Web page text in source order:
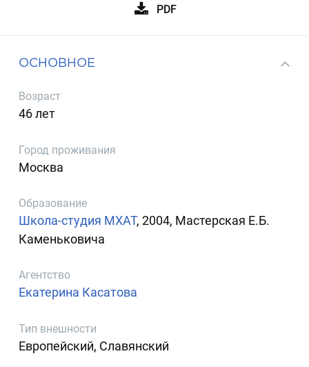
PDF
ОСНОВНОЕ
Возраст
46 лет
Город проживания
Москва
Образование
Школа-студия МХАТ, 2004, Мастерская Е.Б.
Каменьковича
Агентство
Екатерина Касатова
Тип внешности
Европейский, Славянский